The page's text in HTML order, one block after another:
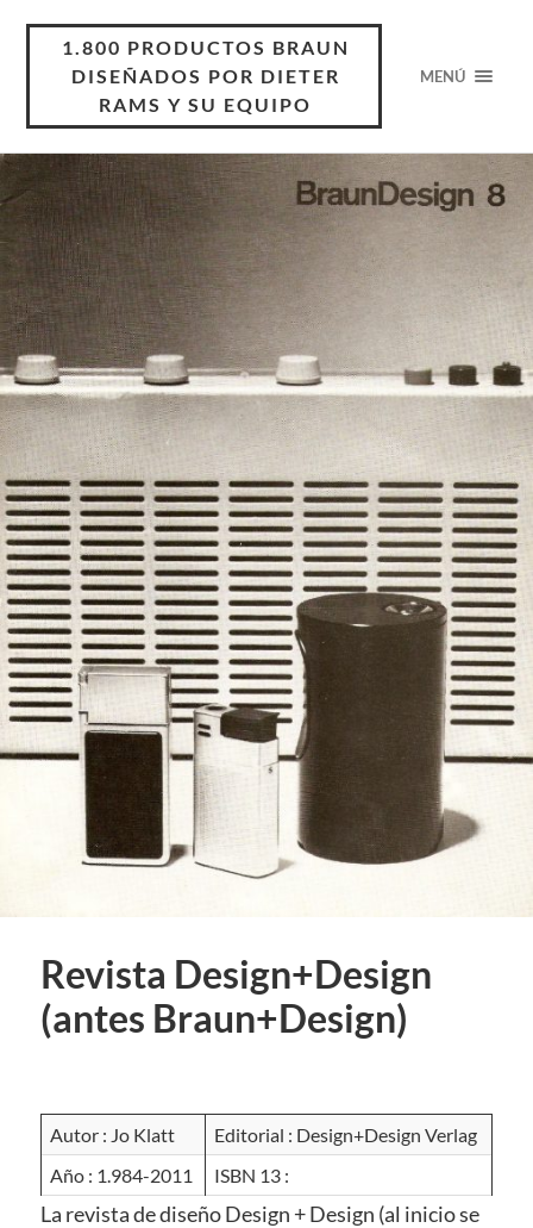
1.800 PRODUCTOS BRAUN
DISEÑADOS POR DIETER
RAMS Y SU EQUIPO
MENÚ
Revista Design+Design
(antes Braun+Design)
Autor : Jo Klatt
Editorial : Design+Design Verlag
Año : 1.984-2011
ISBN 13 :
La revista de diseño Design + Design (al inicio se